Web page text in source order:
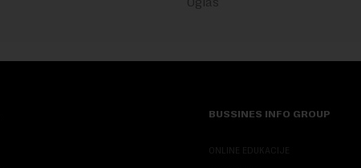
BUSSINES INFO GROUP
ONLINE EDUKACIJE